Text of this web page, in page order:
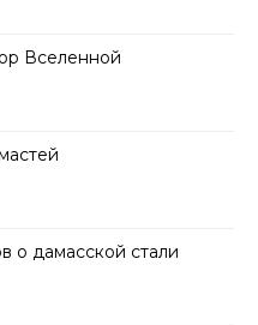
Вселенной
о дамасской стали